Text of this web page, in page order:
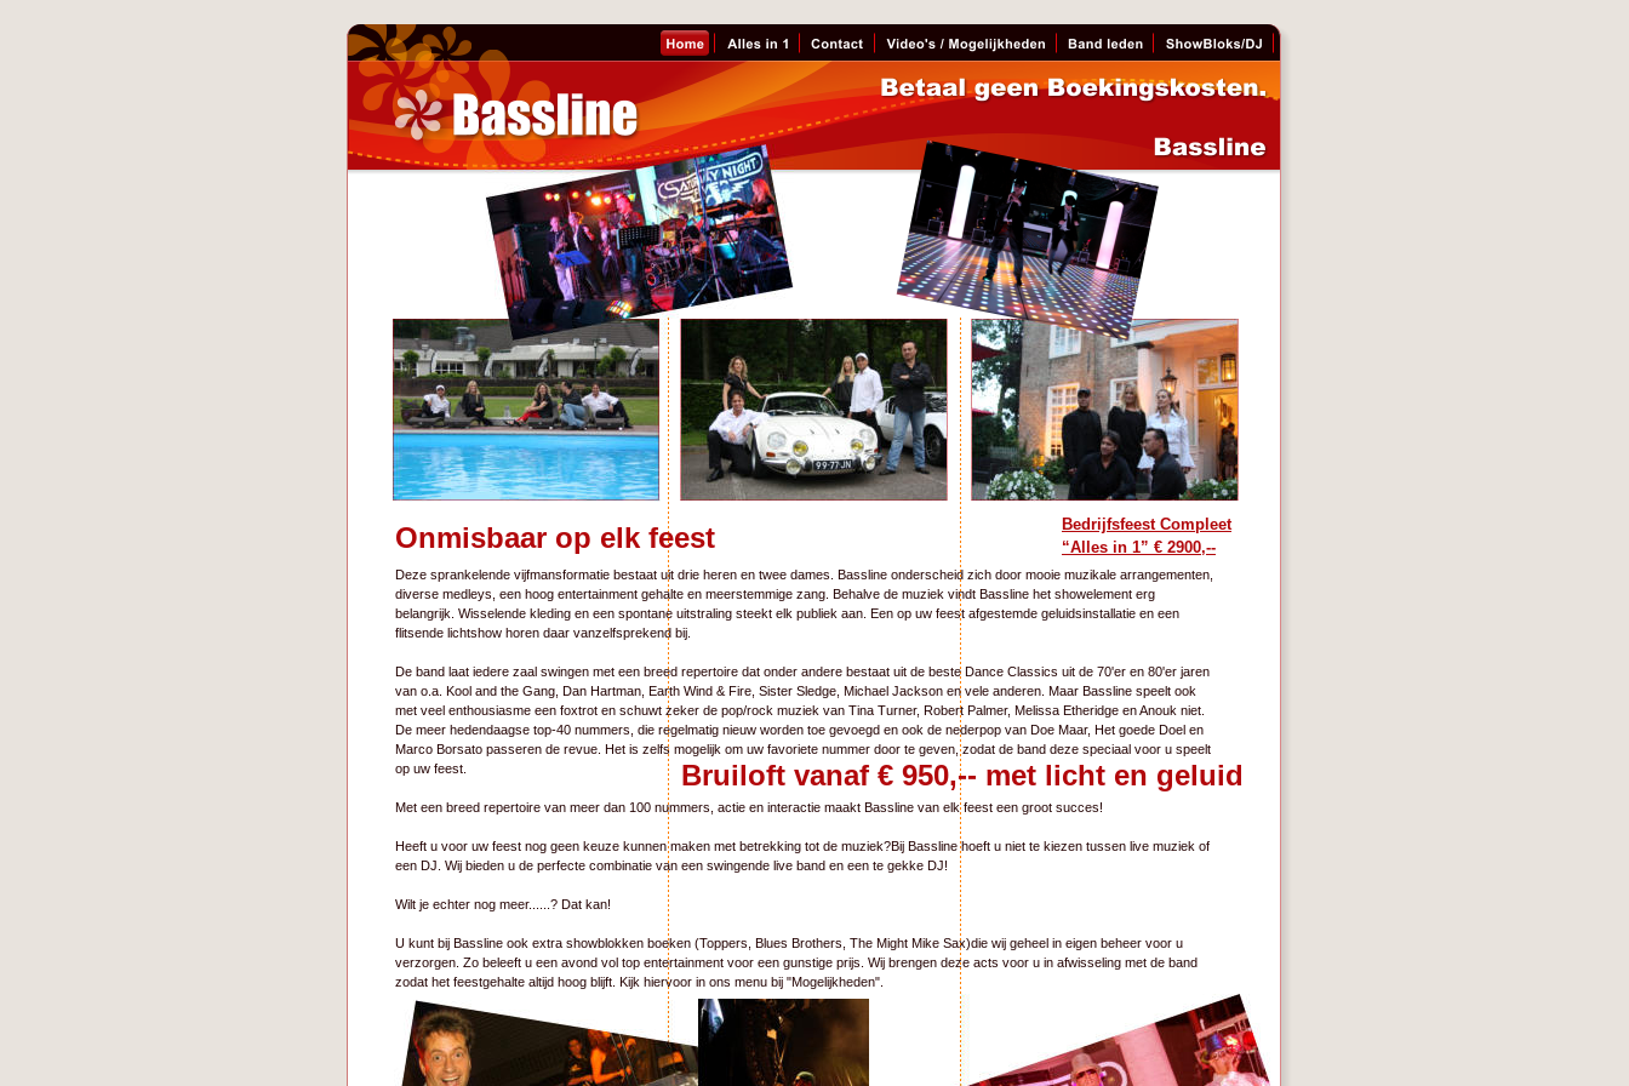
Onmisbaar op elk feest
Deze sprankelende vijfmansformatie bestaat uit drie heren en twee dames. Bassline onderscheid zich door mooie muzikale arrangementen,
diverse medleys, een hoog entertainment gehalte en meerstemmige zang. Behalve de muziek vindt Bassline het showelement erg
belangrijk. Wisselende kleding en een spontane uitstraling steekt elk publiek aan. Een op uw feest afgestemde geluidsinstallatie en een
flitsende lichtshow horen daar vanzelfsprekend bij.
De band laat iedere zaal swingen met een breed repertoire dat onder andere bestaat uit de beste Dance Classics uit de 70'er en 80'er jaren
van o.a. Kool and the Gang, Dan Hartman, Earth Wind & Fire, Sister Sledge, Michael Jackson en vele anderen. Maar Bassline speelt ook
met veel enthousiasme een foxtrot en schuwt zeker de pop/rock muziek van Tina Turner, Robert Palmer, Melissa Etheridge en Anouk niet.
De meer hedendaagse top-40 nummers, die regelmatig nieuw worden toe gevoegd en ook de nederpop van Doe Maar, Het goede Doel en
Marco Borsato passeren de revue. Het is zelfs mogelijk om uw favoriete nummer door te geven, zodat de band deze speciaal voor u speelt
op uw feest.
Met een breed repertoire van meer dan 100 nummers, actie en interactie maakt Bassline van elk feest een groot succes!
Heeft u voor uw feest nog geen keuze kunnen maken met betrekking tot de muziek?Bij Bassline hoeft u niet te kiezen tussen live muziek of
een DJ. Wij bieden u de perfecte combinatie van een swingende live band en een te gekke DJ!
Wilt je echter nog meer......? Dat kan!
U kunt bij Bassline ook extra showblokken boeken (Toppers, Blues Brothers, The Might Mike Sax)die wij geheel in eigen beheer voor u
verzorgen. Zo beleeft u een avond vol top entertainment voor een gunstige prijs. Wij brengen deze acts voor u in afwisseling met de band
zodat het feestgehalte altijd hoog blijft. Kijk hiervoor in ons menu bij "Mogelijkheden".
Ubb
Bruiloft vanaf € 950,-- met licht en geluid
Bedrijfsfeest Compleet
“Alles in 1” € 2900,--